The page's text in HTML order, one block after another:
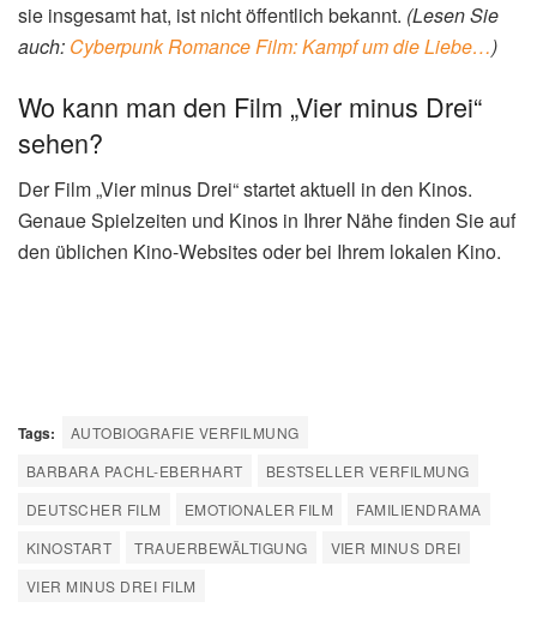
sie insgesamt hat, ist nicht öffentlich bekannt. (Lesen Sie
auch: Cyberpunk Romance Film: Kampf um die Liebe…)
Wo kann man den Film „Vier minus Drei“
sehen?
Der Film „Vier minus Drei“ startet aktuell in den Kinos.
Genaue Spielzeiten und Kinos in Ihrer Nähe finden Sie auf
den üblichen Kino-Websites oder bei Ihrem lokalen Kino.
Tags:
AUTOBIOGRAFIE VERFILMUNG
BARBARA PACHL-EBERHART
BESTSELLER VERFILMUNG
DEUTSCHER FILM
EMOTIONALER FILM
FAMILIENDRAMA
KINOSTART
TRAUERBEWÄLTIGUNG
VIER MINUS DREI
VIER MINUS DREI FILM